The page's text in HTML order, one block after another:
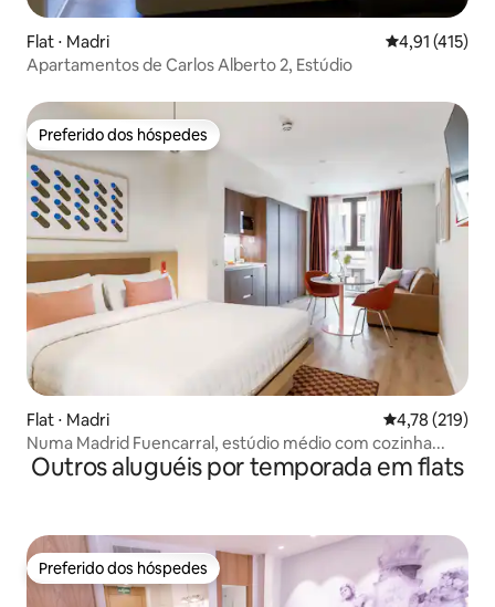
Flat ⋅ Madri 4,91 de uma
4,91 (415)
Apartamentos de Carlos Alberto 2, Estúdio
Preferido dos hóspedes
Preferido dos hóspedes
Flat ⋅ Madri 4,78 de uma
4,78 (219)
Numa Madrid Fuencarral, estúdio médio com cozinha...
Outros aluguéis por temporada em flats
Preferido dos hóspedes
Preferido dos hóspedes